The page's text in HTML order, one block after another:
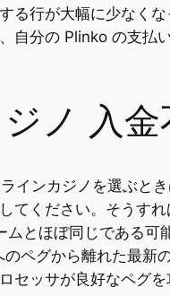
る行が大幅に少なく
自分の Plinko の支払
ノ 入
インカジノを選ぶと
てください。そうす
ムとほぼ同じである
ペグから離れた最新
セッサが良好なペグ